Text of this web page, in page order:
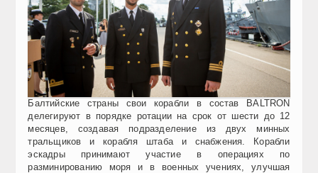
Балтийские страны свои корабли в состав BALTRON
делегируют в порядке ротации на срок от шести до 12
месяцев, создавая подразделение из двух минных
тральщиков и корабля штаба и снабжения. Корабли
эскадры принимают участие в операциях по
разминированию моря и в военных учениях, улучшая